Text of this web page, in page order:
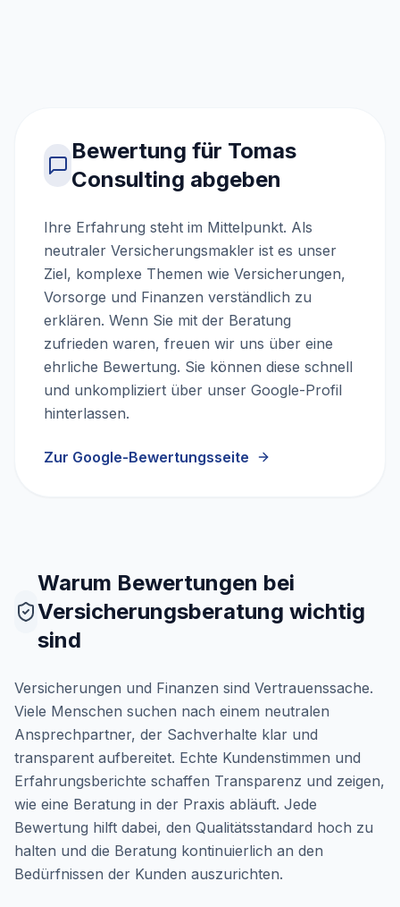
Bewertung für Tomas
Consulting abgeben
Ihre Erfahrung steht im Mittelpunkt. Als
neutraler Versicherungsmakler ist es unser
Ziel, komplexe Themen wie Versicherungen,
Vorsorge und Finanzen verständlich zu
erklären. Wenn Sie mit der Beratung
zufrieden waren, freuen wir uns über eine
ehrliche Bewertung. Sie können diese schnell
und unkompliziert über unser Google-Profil
hinterlassen.
Zur Google-Bewertungsseite
Warum Bewertungen bei
Versicherungsberatung wichtig
sind
Versicherungen und Finanzen sind Vertrauenssache.
Viele Menschen suchen nach einem neutralen
Ansprechpartner, der Sachverhalte klar und
transparent aufbereitet. Echte Kundenstimmen und
Erfahrungsberichte schaffen Transparenz und zeigen,
wie eine Beratung in der Praxis abläuft. Jede
Bewertung hilft dabei, den Qualitätsstandard hoch zu
halten und die Beratung kontinuierlich an den
Bedürfnissen der Kunden auszurichten.